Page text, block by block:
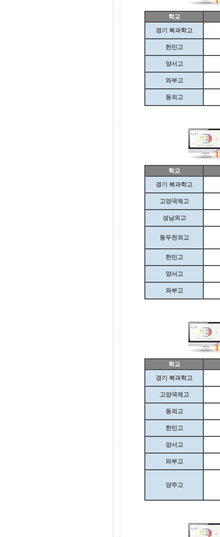
학교
경기 북과학고
한민고
양서고
와부고
동외고
학교
경기 북과학고
고양국제고
성남외고
동두천외고
한민고
양서고
와부고
학교
경기 북과학고
고양국제고
동외고
한민고
양서고
와부고
양주고